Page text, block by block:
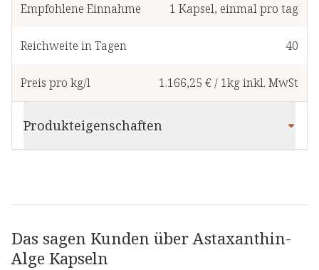
Empfohlene Einnahme 1 Kapsel, einmal pro tag
Reichweite in Tagen 40
Preis pro kg/l 1.166,25 €/ 1kginkl. MwSt
Produkteigenschaften
Das sagen Kunden über Astaxanthin-
Alge Kapseln